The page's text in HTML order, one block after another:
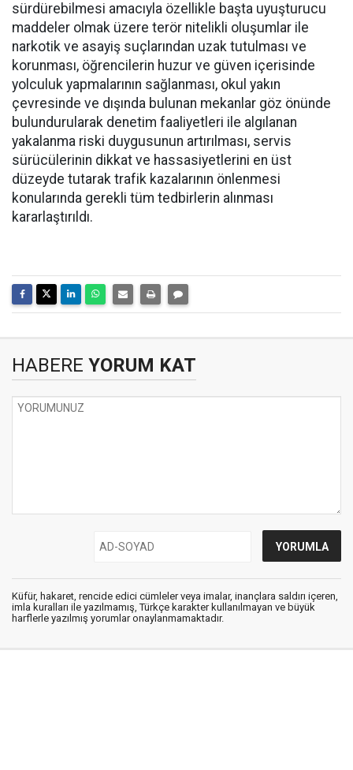
sürdürebilmesi amacıyla özellikle başta uyuşturucu
maddeler olmak üzere terör nitelikli oluşumlar ile
narkotik ve asayiş suçlarından uzak tutulması ve
korunması, öğrencilerin huzur ve güven içerisinde
yolculuk yapmalarının sağlanması, okul yakın
çevresinde ve dışında bulunan mekanlar göz önünde
bulundurularak denetim faaliyetleri ile algılanan
yakalanma riski duygusunun artırılması, servis
sürücülerinin dikkat ve hassasiyetlerini en üst
düzeyde tutarak trafik kazalarının önlenmesi
konularında gerekli tüm tedbirlerin alınması
kararlaştırıldı.
HABERE YORUM KAT
Küfür, hakaret, rencide edici cümleler veya imalar, inançlara saldırı içeren,
imla kuralları ile yazılmamış, Türkçe karakter kullanılmayan ve büyük
harflerle yazılmış yorumlar onaylanmamaktadır.